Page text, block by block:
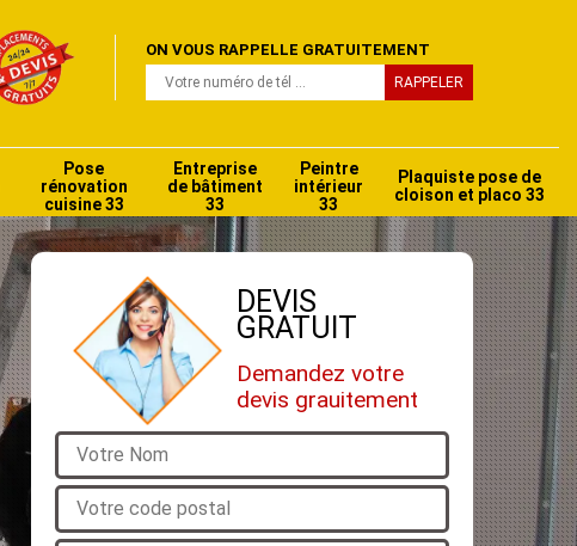
ON VOUS RAPPELLE GRATUITEMENT
Pose
rénovation
cuisine 33
Entreprise
de bâtiment
33
Peintre
intérieur
33
Plaquiste pose de
cloison et placo 33
DEVIS
GRATUIT
Demandez votre
devis grauitement